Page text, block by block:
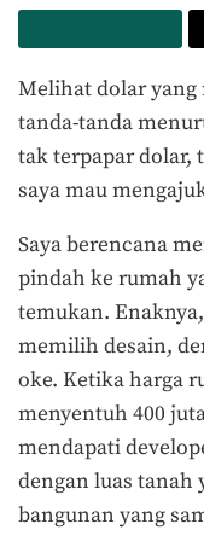
Melihat dolar
tanda-tanda
tak terpapar dolar,
saya mau
Saya berencana
pindah ke rumah
temukan.
memilih desain,
oke. Ketika harga
menyentuh 400
mendapati
dengan luas tanah
bangunan yang